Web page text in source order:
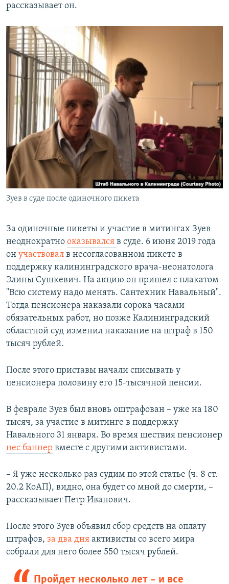
рассказывает он.
Зуев в суде после одиночного пикета
За одиночные пикеты и участие в митингах Зуев
неоднократно оказывался в суде. 6 июня 2019 года
он участвовал в несогласованном пикете в
поддержку калининградского врача-неонатолога
Элины Сушкевич. На акцию он пришел с плакатом
"Всю систему надо менять. Сантехник Навальный".
Тогда пенсионера наказали сорока часами
обязательных работ, но позже Калининградский
областной суд изменил наказание на штраф в 150
тысяч рублей.
После этого приставы начали списывать у
пенсионера половину его 15-тысячной пенсии.
В феврале Зуев был вновь оштрафован – уже на 180
тысяч, за участие в митинге в поддержку
Навального 31 января. Во время шествия пенсионер
нес баннер вместе с другими активистами.
– Я уже несколько раз судим по этой статье (ч. 8 ст.
20.2 КоАП), видно, она будет со мной до смерти, –
рассказывает Петр Иванович.
После этого Зуев объявил сбор средств на оплату
штрафов, за два дня активисты со всего мира
собрали для него более 550 тысяч рублей.
Пройдет несколько лет – и все